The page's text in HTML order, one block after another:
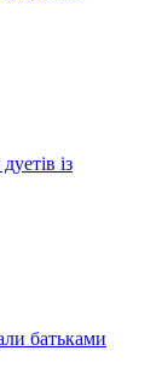
із
батьками